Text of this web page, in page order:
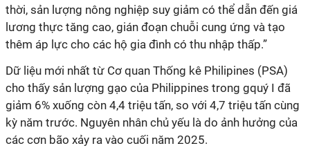
thời, sản lượng nông nghiệp suy giảm có thể dẫn đến giá
lương thực tăng cao, gián đoạn chuỗi cung ứng và tạo
thêm áp lực cho các hộ gia đình có thu nhập thấp.”
Dữ liệu mới nhất từ Cơ quan Thống kê Philipines (PSA)
cho thấy sản lượng gạo của Philippines trong gquý I đã
giảm 6% xuống còn 4,4 triệu tấn, so với 4,7 triệu tấn cùng
kỳ năm trước. Nguyên nhân chủ yếu là do ảnh hưởng của
các cơn bão xảy ra vào cuối năm 2025.